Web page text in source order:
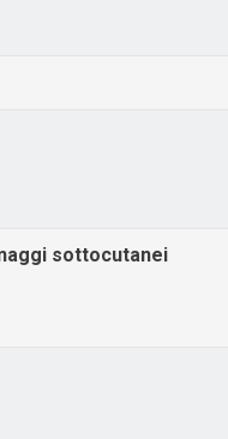
sottocutanei